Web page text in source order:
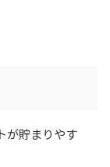
が貯まりやす